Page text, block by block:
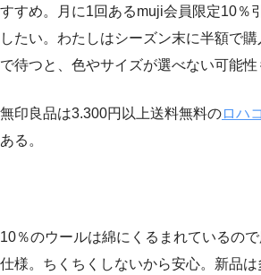
すすめ。月に1回あるmuji会員限定10％
したい。わたしはシーズン末に半額で
で待つと、色やサイズが選べない可能性
無印良品は3.300円以上送料無料のロハコ
ある。
10％のウールは綿にくるまれているの
仕様。ちくちくしないから安心。新品